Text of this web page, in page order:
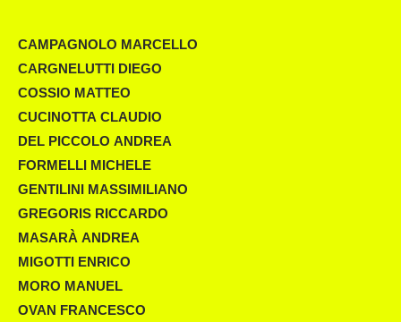
CAMPAGNOLO MARCELLO
CARGNELUTTI DIEGO
COSSIO MATTEO
CUCINOTTA CLAUDIO
DEL PICCOLO ANDREA
FORMELLI MICHELE
GENTILINI MASSIMILIANO
GREGORIS RICCARDO
MASARÀ ANDREA
MIGOTTI ENRICO
MORO MANUEL
OVAN FRANCESCO